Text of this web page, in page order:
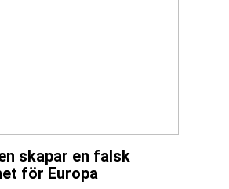
skapar en falsk
för Europa